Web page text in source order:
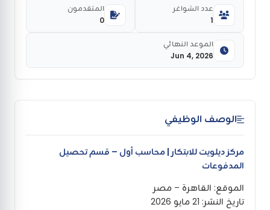
1
عدد الشواغر
0
المتقدمون
Jun 4, 2026
الموعد النهائي
الوصف الوظيفي
مركز ديلويت للابتكار | محاسب أول – قسم تحصيل
المدفوعات
الموقع: القاهرة – مصر
تاريخ النشر: 21 مايو 2026